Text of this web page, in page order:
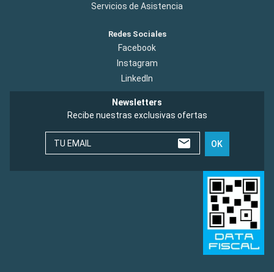
Servicios de Asistencia
Redes Sociales
Facebook
Instagram
LinkedIn
Newsletters
Recibe nuestras exclusivas ofertas
TU EMAIL OK